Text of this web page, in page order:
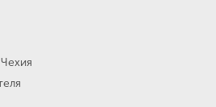
Чехия